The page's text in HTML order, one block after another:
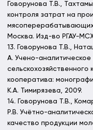
Говорунова Т.В.,
контроля затрат на
Москва. Изд-во РГАУ-
13. Говорунова Т.В.,
А. Учено-
сельскохозяйственного
кооператива:
К.А. Тимирязева, 2009.
14. Говорунова Т.В.,
Р.В. Учётно-
качество продукции